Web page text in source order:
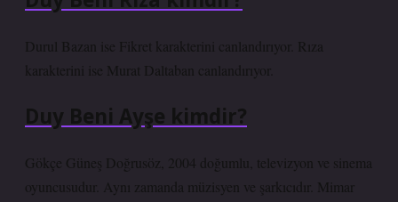
Durul Bazan ise Fikret karakterini canlandırıyor. Rıza
karakterini ise Murat Daltaban canlandırıyor.
Duy Beni Ayşe kimdir?
Gökçe Güneş Doğrusöz, 2004 doğumlu, televizyon ve sinema
oyuncusudur. Aynı zamanda müzisyen ve şarkıcıdır. Mimar